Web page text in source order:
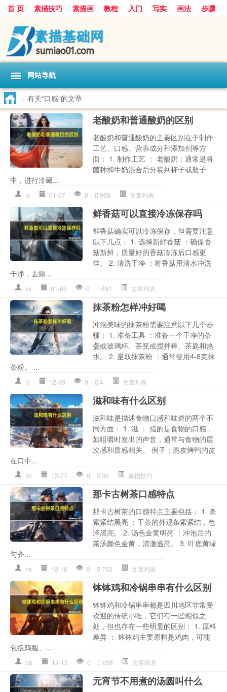
首 页 素描技巧 素描画 教程 入门 写实 画法
步骤
基础
超写实
网站导航
> 有关“口感”的文章
老酸奶和普通酸奶的区别
老酸奶和普通酸奶的主要区别在于制作
工艺、口感、营养成分和添加剂等方
面： 1. 制作工艺 ： 老酸奶：通常是将
菌种和牛奶混合后分装到杯子或瓶子
中，进行冷藏...
ls 01-07 0 968 文章列表
鲜香菇可以直接冷冻保存吗
鲜香菇确实可以冷冻保存，但需要注意
以下几点： 1. 选择新鲜香菇 ：确保香
菇新鲜，质量好的香菇冷冻后口感更
佳。 2. 清洗干净 ：将香菇用清水冲洗
干净，去除...
xx 01-03 0 691 文章列表
抹茶粉怎样冲好喝
冲泡美味的抹茶粉需要注意以下几个步
骤： 1. 准备工具 ：准备一个干净的茶
盏或玻璃杯、茶筅或搅拌棒、茶匙和热
水。 2. 量取抹茶粉 ：通常使用4-8克抹
茶粉。 ...
lc 12-30 0 4 文章列表
滋和味有什么区别
滋和味是描述食物口感和味道的两个不
同方面： 1. 滋 ： 指的是食物的口感，
如咀嚼时发出的声音，通常与食物的层
次感和质感相关。 例子：脆皮烤鸭的皮
在口中...
zh 12-27 0 30 素描技巧
那卡古树茶口感特点
那卡古树茶的口感特点主要包括： 1. 条
索紧结黑亮 ：干茶的外观条索紧结，色
泽黑亮。 2. 汤色金黄明亮 ：冲泡后的
茶汤颜色金黄，清澈透亮。 3. 叶底黄绿
匀齐...
nk 12-16 0 762 文章列表
钵钵鸡和冷锅串串有什么区别
钵钵鸡和冷锅串串都是四川地区非常受
欢迎的传统小吃，它们有一些相似之
处，但也存在一些明显的区别： 1. 原料
差异 ： 钵钵鸡主要原料是鸡肉，可能
包括鸡腿、...
bb 12-15 0 658 文章列表
元宵节不用煮的汤圆叫什么